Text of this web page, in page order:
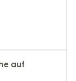
auf